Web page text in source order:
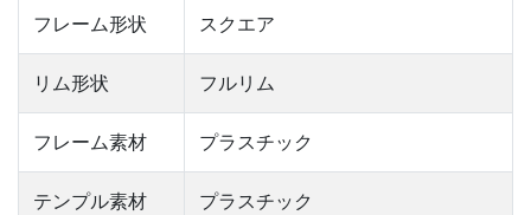
フレーム形状 スクエア
リム形状 フルリム
フレーム素材 プラスチック
テンプル素材 プラスチック